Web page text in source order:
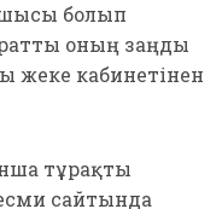
болып
оның заңды
жеке кабинетінен
тұрақты
сайтында